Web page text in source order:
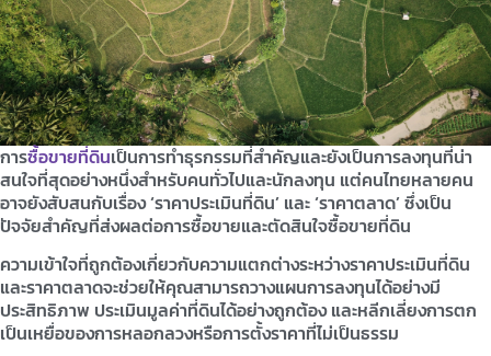
การซื้อขายที่ดินเป็นการทำธุรกรรมที่สำคัญและยังเป็นการลงทุนที่น่า
สนใจที่สุดอย่างหนึ่งสำหรับคนทั่วไปและนักลงทุน แต่คนไทยหลายคน
อาจยังสับสนกับเรื่อง ‘ราคาประเมินที่ดิน’ และ ‘ราคาตลาด’ ซึ่งเป็น
ปัจจัยสำคัญที่ส่งผลต่อการซื้อขายและตัดสินใจซื้อขายที่ดิน
ความเข้าใจที่ถูกต้องเกี่ยวกับความแตกต่างระหว่างราคาประเมินที่ดิน
และราคาตลาดจะช่วยให้คุณสามารถวางแผนการลงทุนได้อย่างมี
ประสิทธิภาพ ประเมินมูลค่าที่ดินได้อย่างถูกต้อง และหลีกเลี่ยงการตก
เป็นเหยื่อของการหลอกลวงหรือการตั้งราคาที่ไม่เป็นธรรม